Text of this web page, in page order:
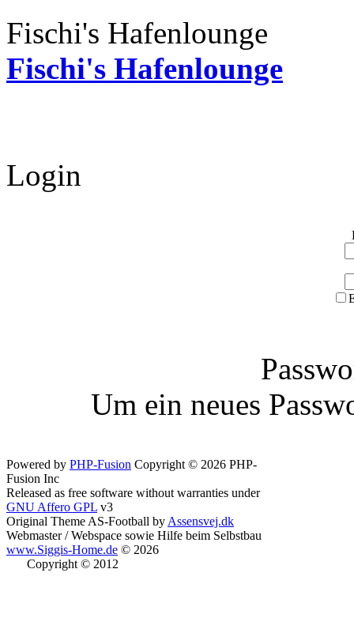
Fischi's Hafenlounge
Fischi's Hafenlounge
Login
Um ein neues
Powered by PHP-Fusion Copyright © 2026 PHP-
Fusion Inc
Released as free software without warranties under
GNU Affero GPL v3
Original Theme AS-Football by Assensvej.dk
Webmaster / Webspace sowie Hilfe beim Selbstbau
www.Siggis-Home.de © 2026
Copyright © 2012